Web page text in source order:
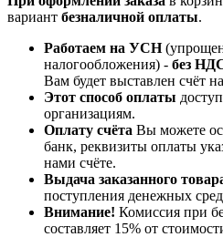
вариант безналичной оплаты.
Работаем на УСН
налогообложения) - без
Вам будет выставлен счёт
Этот способ оплаты
организациям.
Оплату счёта Вы можете
банк, реквизиты оплаты
нами счёте.
Выдача заказанного
поступления денежных
Внимание! Комиссия при
составляет 15% от